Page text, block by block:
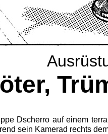
Dscherro auf einem
sein Kamerad rechts